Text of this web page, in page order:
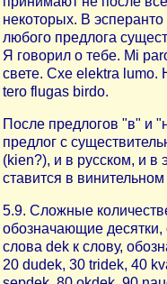
некоторых. В
любого предлога
Я говорил о тебе. Mi
свете. Сxе elektra lumo.
tero flugas birdo.
После предлогов "в" и
предлог с
(kien?), и в русском, и в
ставится в
5.9. Сложные
обозначающие
слова dek к слову,
20 dudek, 30 tridek, 40